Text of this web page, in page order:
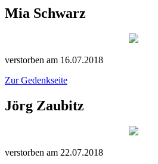
Mia Schwarz
verstorben am 16.07.2018
Zur Gedenkseite
Jörg Zaubitz
verstorben am 22.07.2018